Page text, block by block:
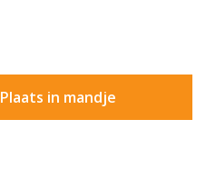
Plaats in mandje